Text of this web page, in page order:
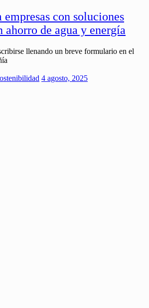
con soluciones
ahorro de agua y energía
llenando un breve formulario en el
4 agosto, 2025